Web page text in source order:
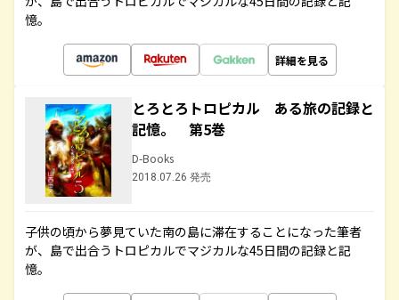
憶。
詳細を見る
とろとろトロピカル ある旅の記録と
記憶。 第5巻
D-Books
2018.07.26 発売
子供の頃から夢見ていた南の島に滞在することになった筆者
が、島で出合うトロピカルでマジカルな45日間の記録と記
憶。